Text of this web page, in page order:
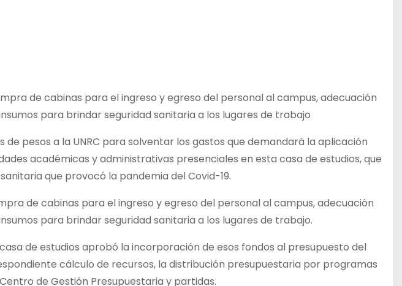
de cabinas para el ingreso y egreso del personal al campus, adecuación
para brindar seguridad sanitaria a los lugares de trabajo
de pesos a la UNRC para solventar los gastos que demandará la aplicación
académicas y administrativas presenciales en esta casa de estudios, que
que provocó la pandemia del Covid-19.
de cabinas para el ingreso y egreso del personal al campus, adecuación
para brindar seguridad sanitaria a los lugares de trabajo.
de estudios aprobó la incorporación de esos fondos al presupuesto del
cálculo de recursos, la distribución presupuestaria por programas
de Gestión Presupuestaria y partidas.